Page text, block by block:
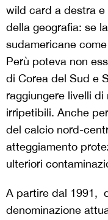
wild card a destra
della geografia: se
sudamericane
Perù poteva non
di Corea del Sud e
raggiungere livelli
irripetibili. Anche
del calcio nord-
atteggiamento
ulteriori
A partire dal 1991,
denominazione